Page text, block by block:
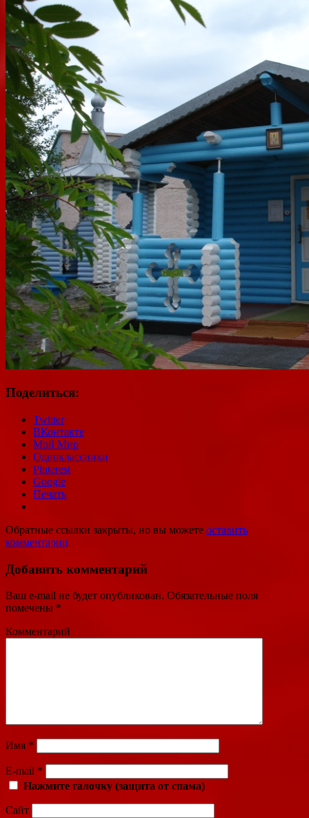
Поделиться:
Twitter
ВКонтакте
Мой Мир
Одноклассники
Pinterest
Google
Печать
Обратные ссылки закрыты, но вы можете оставить
комментариц.
Добавить комментарий
Ваш e-mail не будет опубликован. Обязательные поля
помечены *
Комментарий
Имя *
E-mail *
Нажмите галочку (защита от спама)
Сайт